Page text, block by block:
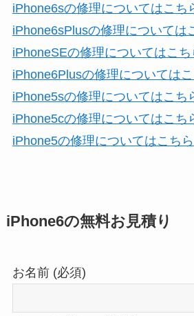
iPhone6sの修理についてはこち
iPhone6sPlusの修理については
iPhoneSEの修理についてはこち
iPhone6Plusの修理については
iPhone5sの修理についてはこち
iPhone5cの修理についてはこち
iPhone5の修理についてはこちら
iPhone6の無料お見積り
お名前 (必須)